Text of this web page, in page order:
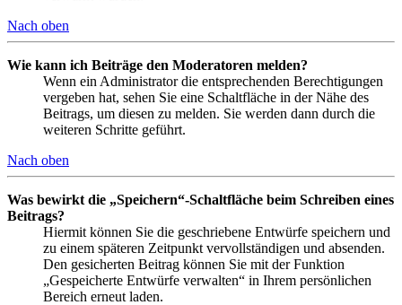
Nach oben
Wie kann ich Beiträge den Moderatoren melden?
Wenn ein Administrator die entsprechenden Berechtigungen
vergeben hat, sehen Sie eine Schaltfläche in der Nähe des
Beitrags, um diesen zu melden. Sie werden dann durch die
weiteren Schritte geführt.
Nach oben
Was bewirkt die „Speichern“-Schaltfläche beim Schreiben eines
Beitrags?
Hiermit können Sie die geschriebene Entwürfe speichern und
zu einem späteren Zeitpunkt vervollständigen und absenden.
Den gesicherten Beitrag können Sie mit der Funktion
„Gespeicherte Entwürfe verwalten“ in Ihrem persönlichen
Bereich erneut laden.